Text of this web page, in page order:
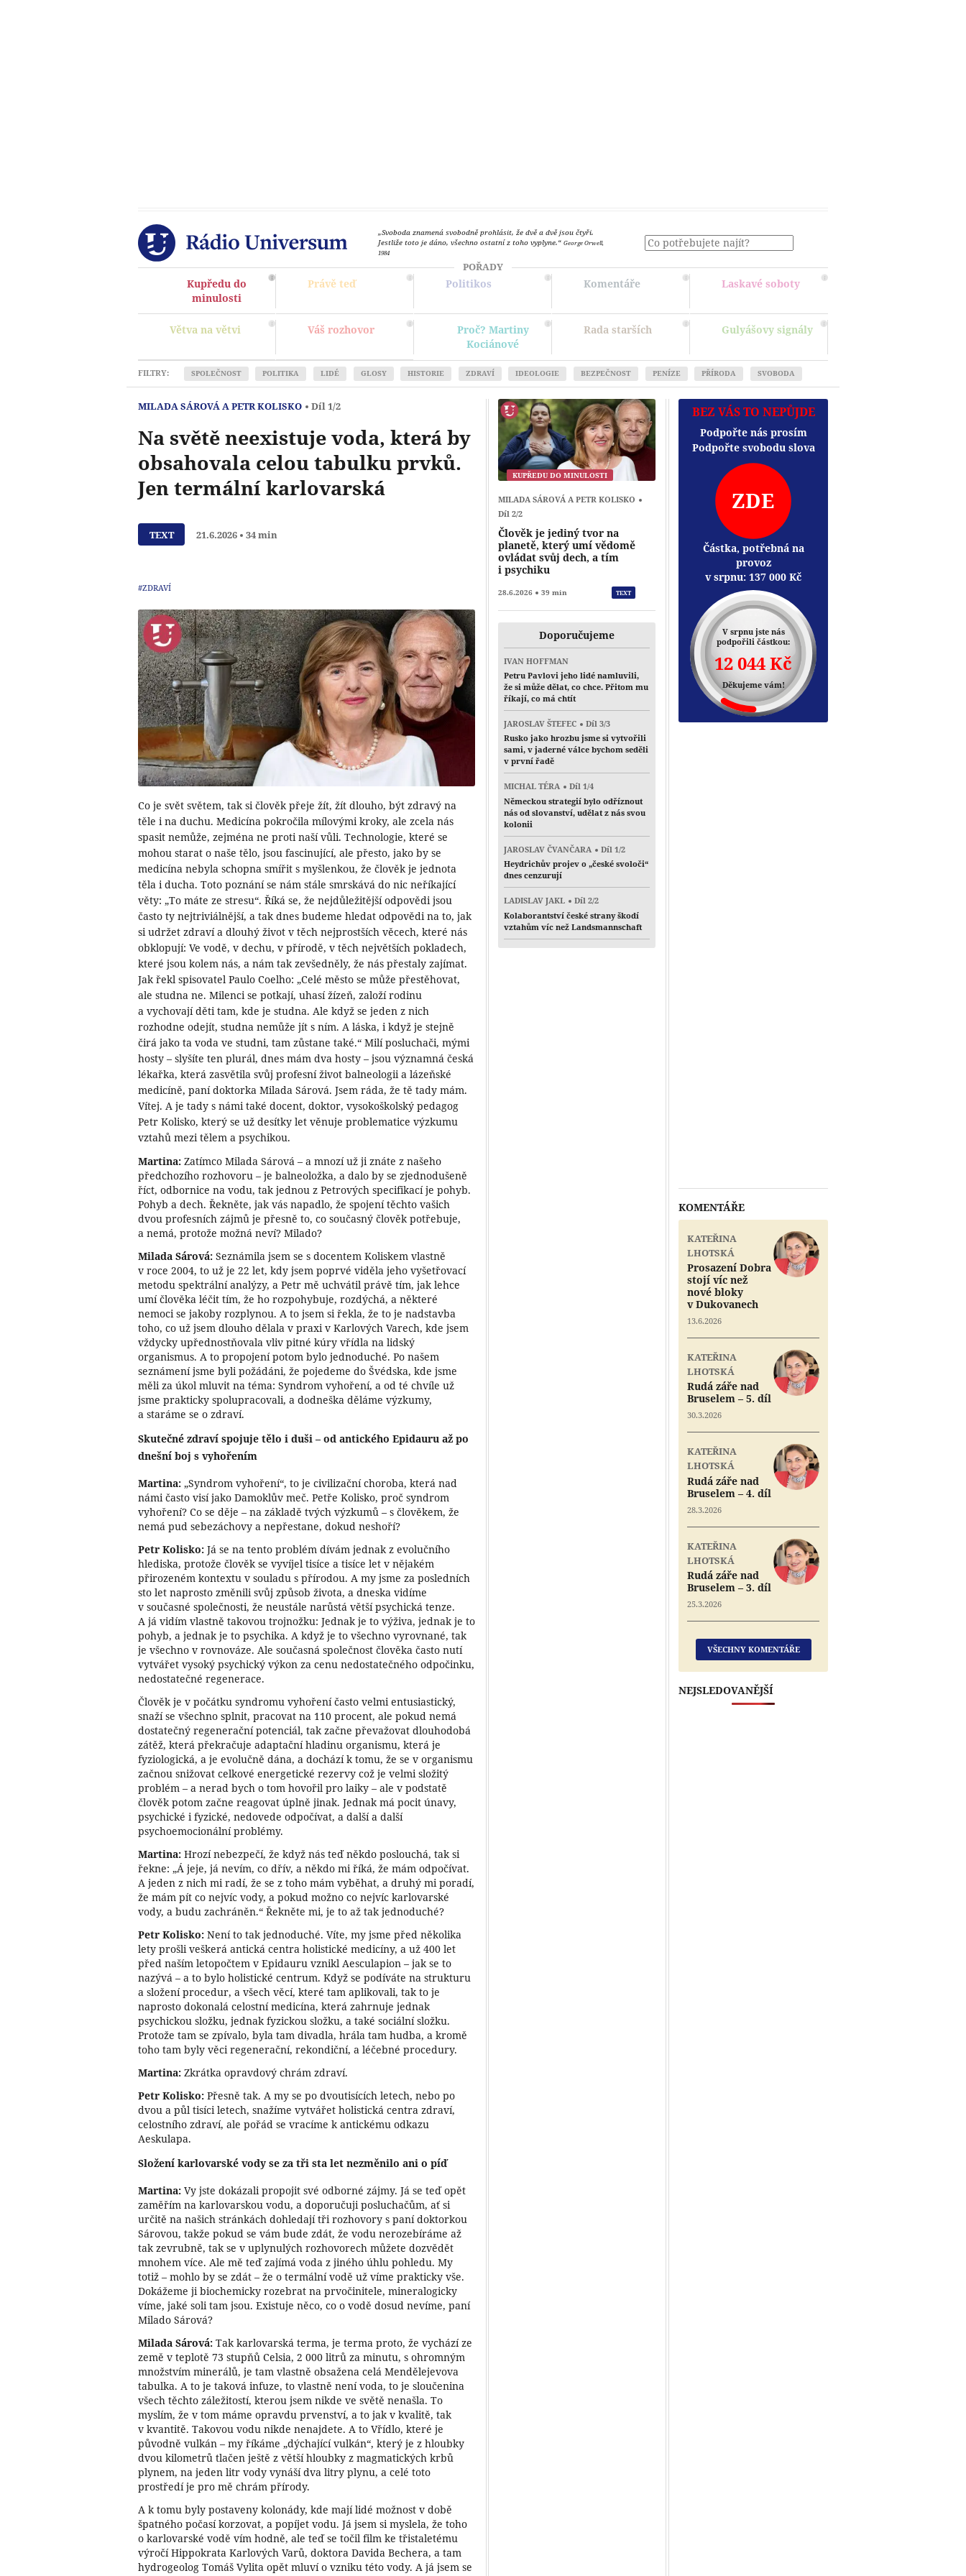
„Svoboda znamená svobodně prohlásit, že dvě a dvě jsou čtyři.
Jestliže toto je dáno, všechno ostatní z toho vyplyne.“ George Orwell,
1984
POŘADY
Kupředu do
minulosti
Právě teď Politikos Komentáře Laskavé soboty
Větva na větvi Váš rozhovor
Proč? Martiny
Kociánové
Rada starších Gulyášovy signály
FILTRY: SPOLEČNOST POLITIKA LIDÉ GLOSY HISTORIE ZDRAVÍ IDEOLOGIE BEZPEČNOST PENÍZE PŘÍRODA SVOBODA
MILADA SÁROVÁ A PETR KOLISKO Díl 1/2
Na světě neexistuje voda, která by
obsahovala celou tabulku prvků.
Jen termální karlovarská
TEXT 21.6.2026 34 min
#ZDRAVÍ
Co je svět světem, tak si člověk přeje žít, žít dlouho, být zdravý na
těle i na duchu. Medicína pokročila mílovými kroky, ale zcela nás
spasit nemůže, zejména ne proti naší vůli. Technologie, které se
mohou starat o naše tělo, jsou fascinující, ale přesto, jako by se
medicína nebyla schopna smířit s myšlenkou, že člověk je jednota
těla i ducha. Toto poznání se nám stále smrskává do nic neříkající
věty: „To máte ze stresu“. Říká se, že nejdůležitější odpovědi jsou
často ty nejtriviálnější, a tak dnes budeme hledat odpovědi na to, jak
si udržet zdraví a dlouhý život v těch nejprostších věcech, které nás
obklopují: Ve vodě, v dechu, v přírodě, v těch největších pokladech,
které jsou kolem nás, a nám tak zevšedněly, že nás přestaly zajímat.
Jak řekl spisovatel Paulo Coelho: „Celé město se může přestěhovat,
ale studna ne. Milenci se potkají, uhasí žízeň, založí rodinu
a vychovají děti tam, kde je studna. Ale když se jeden z nich
rozhodne odejít, studna nemůže jít s ním. A láska, i když je stejně
čirá jako ta voda ve studni, tam zůstane také.“ Milí posluchači, mými
hosty – slyšíte ten plurál, dnes mám dva hosty – jsou významná česká
lékařka, která zasvětila svůj profesní život balneologii a lázeňské
medicíně, paní doktorka Milada Sárová. Jsem ráda, že tě tady mám.
Vítej. A je tady s námi také docent, doktor, vysokoškolský pedagog
Petr Kolisko, který se už desítky let věnuje problematice výzkumu
vztahů mezi tělem a psychikou.
Martina: Zatímco Milada Sárová – a mnozí už ji znáte z našeho
předchozího rozhovoru – je balneoložka, a dalo by se zjednodušeně
říct, odbornice na vodu, tak jednou z Petrových specifikací je pohyb.
Pohyb a dech. Řekněte, jak vás napadlo, že spojení těchto vašich
dvou profesních zájmů je přesně to, co současný člověk potřebuje,
a nemá, protože možná neví? Milado?
Milada Sárová: Seznámila jsem se s docentem Koliskem vlastně
v roce 2004, to už je 22 let, kdy jsem poprvé viděla jeho vyšetřovací
metodu spektrální analýzy, a Petr mě uchvátil právě tím, jak lehce
umí člověka léčit tím, že ho rozpohybuje, rozdýchá, a některé
nemoci se jakoby rozplynou. A to jsem si řekla, že to je nadstavba
toho, co už jsem dlouho dělala v praxi v Karlových Varech, kde jsem
vždycky upřednostňovala vliv pitné kúry vřídla na lidský
organismus. A to propojení potom bylo jednoduché. Po našem
seznámení jsme byli požádáni, že pojedeme do Švédska, kde jsme
měli za úkol mluvit na téma: Syndrom vyhoření, a od té chvíle už
jsme prakticky spolupracovali, a dodneška děláme výzkumy,
a staráme se o zdraví.
Skutečné zdraví spojuje tělo i duši – od antického Epidauru až po
dnešní boj s vyhořením
Martina: „Syndrom vyhoření“, to je civilizační choroba, která nad
námi často visí jako Damoklův meč. Petře Kolisko, proč syndrom
vyhoření? Co se děje – na základě tvých výzkumů – s člověkem, že
nemá pud sebezáchovy a nepřestane, dokud neshoří?
Petr Kolisko: Já se na tento problém dívám jednak z evolučního
hlediska, protože člověk se vyvíjel tisíce a tisíce let v nějakém
přirozeném kontextu v souladu s přírodou. A my jsme za posledních
sto let naprosto změnili svůj způsob života, a dneska vidíme
v současné společnosti, že neustále narůstá větší psychická tenze.
A já vidím vlastně takovou trojnožku: Jednak je to výživa, jednak je to
pohyb, a jednak je to psychika. A když je to všechno vyrovnané, tak
je všechno v rovnováze. Ale současná společnost člověka často nutí
vytvářet vysoký psychický výkon za cenu nedostatečného odpočinku,
nedostatečné regenerace.
Člověk je v počátku syndromu vyhoření často velmi entusiastický,
snaží se všechno splnit, pracovat na 110 procent, ale pokud nemá
dostatečný regenerační potenciál, tak začne převažovat dlouhodobá
zátěž, která překračuje adaptační hladinu organismu, která je
fyziologická, a je evolučně dána, a dochází k tomu, že se v organismu
začnou snižovat celkové energetické rezervy což je velmi složitý
problém – a nerad bych o tom hovořil pro laiky – ale v podstatě
člověk potom začne reagovat úplně jinak. Jednak má pocit únavy,
psychické i fyzické, nedovede odpočívat, a další a další
psychoemocionální problémy.
Martina: Hrozí nebezpečí, že když nás teď někdo poslouchá, tak si
řekne: „Á jeje, já nevím, co dřív, a někdo mi říká, že mám odpočívat.
A jeden z nich mi radí, že se z toho mám vyběhat, a druhý mi poradí,
že mám pít co nejvíc vody, a pokud možno co nejvíc karlovarské
vody, a budu zachráněn.“ Řekněte mi, je to až tak jednoduché?
Petr Kolisko: Není to tak jednoduché. Víte, my jsme před několika
lety prošli veškerá antická centra holistické medicíny, a už 400 let
před naším letopočtem v Epidauru vznikl Aesculapion – jak se to
nazývá – a to bylo holistické centrum. Když se podíváte na strukturu
a složení procedur, a všech věcí, které tam aplikovali, tak to je
naprosto dokonalá celostní medicína, která zahrnuje jednak
psychickou složku, jednak fyzickou složku, a také sociální složku.
Protože tam se zpívalo, byla tam divadla, hrála tam hudba, a kromě
toho tam byly věci regenerační, rekondiční, a léčebné procedury.
Martina: Zkrátka opravdový chrám zdraví.
Petr Kolisko: Přesně tak. A my se po dvoutisících letech, nebo po
dvou a půl tisíci letech, snažíme vytvářet holistická centra zdraví,
celostního zdraví, ale pořád se vracíme k antickému odkazu
Aeskulapa.
Složení karlovarské vody se za tři sta let nezměnilo ani o píď
Martina: Vy jste dokázali propojit své odborné zájmy. Já se teď opět
zaměřím na karlovarskou vodu, a doporučuji posluchačům, ať si
určitě na našich stránkách dohledají tři rozhovory s paní doktorkou
Sárovou, takže pokud se vám bude zdát, že vodu nerozebíráme až
tak zevrubně, tak se v uplynulých rozhovorech můžete dozvědět
mnohem více. Ale mě teď zajímá voda z jiného úhlu pohledu. My
totiž – mohlo by se zdát – že o termální vodě už víme prakticky vše.
Dokážeme ji biochemicky rozebrat na prvočinitele, mineralogicky
víme, jaké soli tam jsou. Existuje něco, co o vodě dosud nevíme, paní
Milado Sárová?
Milada Sárová: Tak karlovarská terma, je terma proto, že vychází ze
země v teplotě 73 stupňů Celsia, 2 000 litrů za minutu, s ohromným
množstvím minerálů, je tam vlastně obsažena celá Mendělejevova
tabulka. A to je taková infuze, to vlastně není voda, to je sloučenina
všech těchto záležitostí, kterou jsem nikde ve světě nenašla. To
myslím, že v tom máme opravdu prvenství, a to jak v kvalitě, tak
v kvantitě. Takovou vodu nikde nenajdete. A to Vřídlo, které je
původně vulkán – my říkáme „dýchající vulkán“, který je z hloubky
dvou kilometrů tlačen ještě z větší hloubky z magmatických krbů
plynem, na jeden litr vody vynáší dva litry plynu, a celé toto
prostředí je pro mě chrám přírody.
A k tomu byly postaveny kolonády, kde mají lidé možnost v době
špatného počasí korzovat, a popíjet vodu. Já jsem si myslela, že toho
o karlovarské vodě vím hodně, ale teď se točil film ke třistaletému
výročí Hippokrata Karlových Varů, doktora Davida Bechera, a tam
hydrogeolog Tomáš Vylita opět mluví o vzniku této vody. A já jsem se
KUPŘEDU DO MINULOSTI
MILADA SÁROVÁ A PETR KOLISKO
Díl 2/2
Člověk je jediný tvor na
planetě, který umí vědomě
ovládat svůj dech, a tím
i psychiku
28.6.2026 39 min TEXT
Doporučujeme
IVAN HOFFMAN
Petru Pavlovi jeho lidé namluvili,
že si může dělat, co chce. Přitom mu
říkají, co má chtít
JAROSLAV ŠTEFEC
Díl 3/3
Rusko jako hrozbu jsme si vytvořili
sami, v jaderné válce bychom seděli
v první řadě
MICHAL TÉRA
Díl 1/4
Německou strategií bylo odříznout
nás od slovanství, udělat z nás svou
kolonii
JAROSLAV ČVANČARA
Díl 1/2
Heydrichův projev o „české svoloči“
dnes cenzurují
LADISLAV JAKL
Díl 2/2
Kolaborantství české strany škodí
vztahům víc než Landsmannschaft
BEZ VÁS TO NEPŮJDE
Podpořte nás prosím
Podpořte svobodu slova
ZDE
Částka, potřebná na
provoz
v srpnu: 137 000 Kč
V srpnu jste nás
podpořili částkou:
12 044 Kč
Děkujeme vám!
KOMENTÁŘE
KATEŘINA
LHOTSKÁ
Prosazení Dobra
stojí víc než
nové bloky
v Dukovanech
13.6.2026
KATEŘINA
LHOTSKÁ
Rudá záře nad
Bruselem – 5. díl
30.3.2026
KATEŘINA
LHOTSKÁ
Rudá záře nad
Bruselem – 4. díl
28.3.2026
KATEŘINA
LHOTSKÁ
Rudá záře nad
Bruselem – 3. díl
25.3.2026
VŠECHNY KOMENTÁŘE
NEJSLEDOVANĚJŠÍ